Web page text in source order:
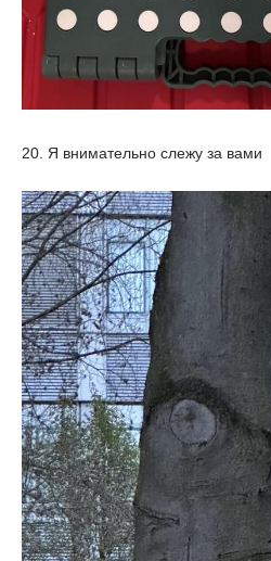
20. Я внимательно слежу за вами